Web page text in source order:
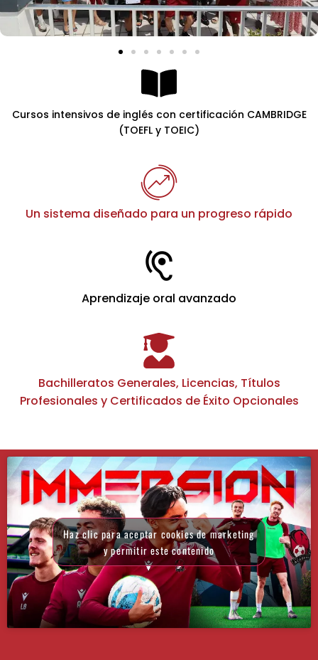
Cursos intensivos de inglés con certificación CAMBRIDGE
(TOEFL y TOEIC)
Un sistema diseñado para un progreso rápido
Aprendizaje oral avanzado
Bachilleratos Generales, Licencias, Títulos
Profesionales y Certificados de Éxito Opcionales
Haz clic para aceptar cookies de marketing
y permitir este contenido